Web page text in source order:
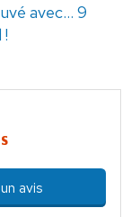
avec... 9
avis